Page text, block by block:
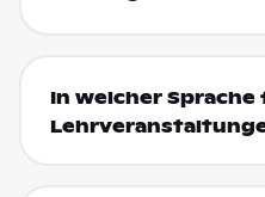
In welcher Sprache